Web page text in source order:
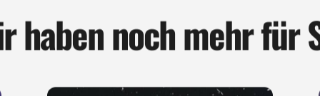
haben noch mehr für